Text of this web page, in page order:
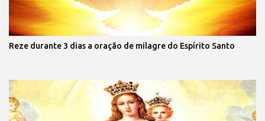
Reze durante 3 dias a oração de milagre do Espírito Santo